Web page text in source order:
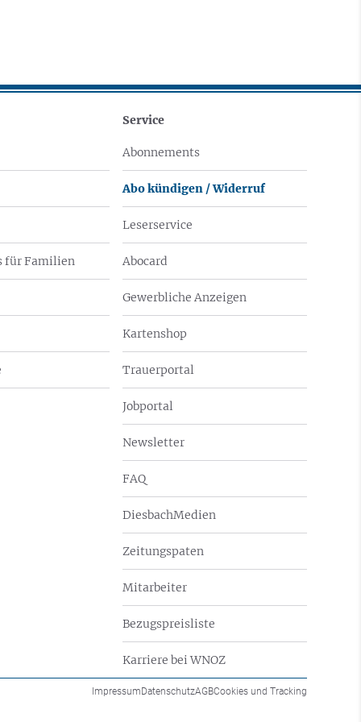
für Familien
Service
Abonnements
Abo kündigen / Widerruf
Leserservice
Abocard
Gewerbliche Anzeigen
Kartenshop
Trauerportal
Jobportal
Newsletter
FAQ
DiesbachMedien
Zeitungspaten
Mitarbeiter
Bezugspreisliste
Karriere bei WNOZ
ImpressumDatenschutzAGBCookies und Tracking